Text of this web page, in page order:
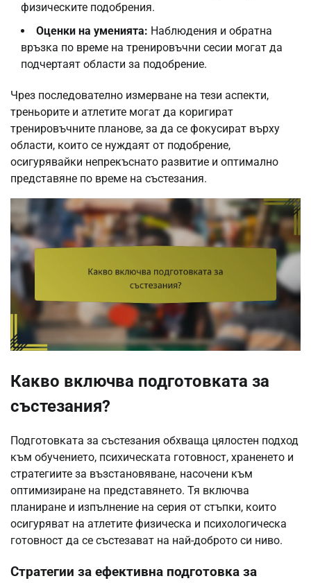
физическите подобрения.
Оценки на уменията: Наблюдения и обратна
връзка по време на тренировъчни сесии могат да
подчертаят области за подобрение.
Чрез последователно измерване на тези аспекти,
треньорите и атлетите могат да коригират
тренировъчните планове, за да се фокусират върху
области, които се нуждаят от подобрение,
осигурявайки непрекъснато развитие и оптимално
представяне по време на състезания.
Какво включва подготовката за
състезания?
Подготовката за състезания обхваща цялостен подход
към обучението, психическата готовност, храненето и
стратегиите за възстановяване, насочени към
оптимизиране на представянето. Тя включва
планиране и изпълнение на серия от стъпки, които
осигуряват на атлетите физическа и психологическа
готовност да се състезават на най-доброто си ниво.
Стратегии за ефективна подготовка за